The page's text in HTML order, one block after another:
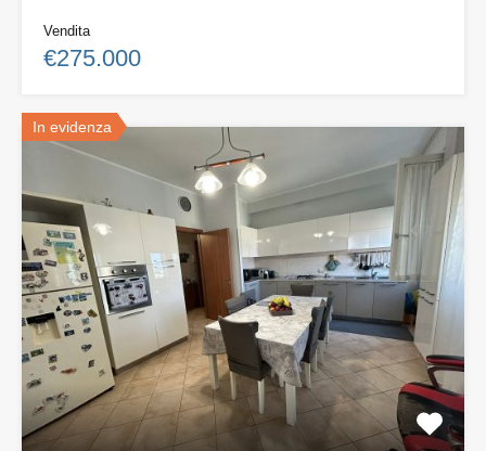
Vendita
€275.000
In evidenza